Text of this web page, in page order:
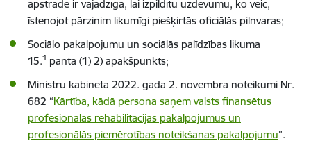
apstrāde ir vajadzīga, lai izpildītu uzdevumu, ko veic,
īstenojot pārzinim likumīgi piešķirtās oficiālās pilnvaras;
Sociālo pakalpojumu un sociālās palīdzības likuma
15.1 panta (1) 2) apakšpunkts;
Ministru kabineta 2022. gada 2. novembra noteikumi Nr.
682 “Kārtība, kādā persona saņem valsts finansētus
profesionālās rehabilitācijas pakalpojumus un
profesionālās piemērotības noteikšanas pakalpojumu”.